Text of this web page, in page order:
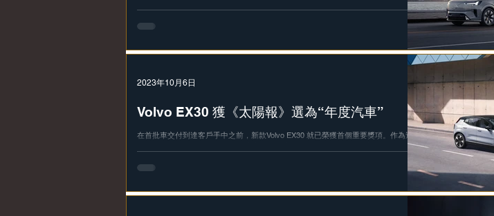
Volvo全新首款全電動高級 MPV EM90，車頭極具辨識度的標誌性車頭燈呈現出宏偉
的外觀，真正引人注目的是 EM90 的頭燈前部份柵格的發光物料，其中包括首次出
現在Volvo汽車上的發光徽標。在車尾，發光字標和時尚的尾燈設計使 EM90...
Volvo EX30 獲《太陽報》選為“年度汽車”
在首批車交付到達客戶手中之前，新款Volvo EX30 就已榮獲首個重要獎項。作為這
款純電動小型SUV 今年面世前的完美前奏，它被《太陽報》授予 “年度汽車” 稱號，
典禮上宣布，這些榮譽突顯了...
2023年10月6日